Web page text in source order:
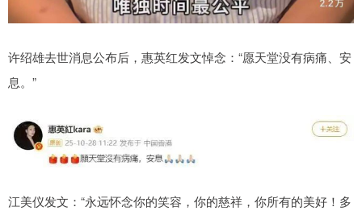
许绍雄去世消息公布后，惠英红发文悼念：“愿天堂没有病痛、安
息。”
江美仪发文：“永远怀念你的笑容，你的慈祥，你所有的美好！多